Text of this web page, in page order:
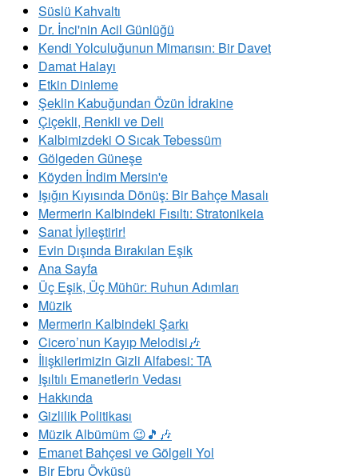
Süslü Kahvaltı
Dr. İnci'nin Acil Günlüğü
Kendi Yolculuğunun Mimarısın: Bir Davet
Damat Halayı
Etkin Dinleme
Şeklin Kabuğundan Özün İdrakine
Çiçekli, Renkli ve Deli
Kalbimizdeki O Sıcak Tebessüm
Gölgeden Güneşe
Köyden İndim Mersin'e
Işığın Kıyısında Dönüş: Bir Bahçe Masalı
Mermerin Kalbindeki Fısıltı: Stratonikeia
Sanat İyileştirir!
Evin Dışında Bırakılan Eşik
Ana Sayfa
Üç Eşik, Üç Mühür: Ruhun Adımları
Müzik
Mermerin Kalbindeki Şarkı
Cicero’nun Kayıp Melodisi🎶
İlişkilerimizin Gizli Alfabesi: TA
​Işıltılı Emanetlerin Vedası
Hakkında
Gizlilik Politikası
Müzik Albümüm 😉🎵🎶
Emanet Bahçesi ve Gölgeli Yol
Bir Ebru Öyküsü